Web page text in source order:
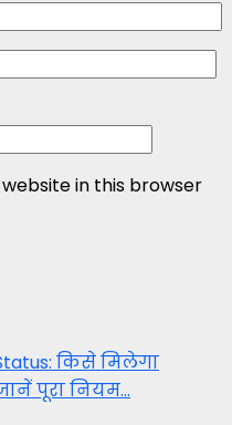
in this browser
किसे मिलेगा
पूरा नियम…